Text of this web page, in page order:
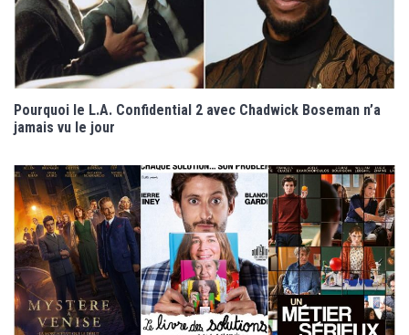
Pourquoi le L.A. Confidential 2 avec Chadwick Boseman n’a
jamais vu le jour